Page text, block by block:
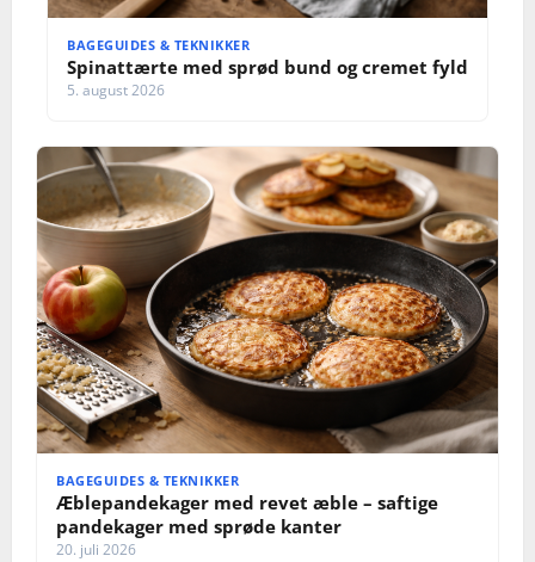
BAGEGUIDES & TEKNIKKER
Spinattærte med sprød bund og cremet fyld
5. august 2026
BAGEGUIDES & TEKNIKKER
Æblepandekager med revet æble – saftige
pandekager med sprøde kanter
20. juli 2026